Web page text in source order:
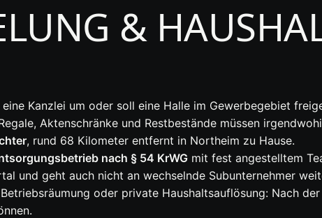
&
Kanzlei um oder soll eine Halle im Gewerbegebiet
Aktenschränke und Restbestände müssen
, rund 68 Kilometer entfernt in Northeim zu Hause.
nach § 54 KrWG mit fest angestelltem
und geht auch nicht an wechselnde Subunternehmer
oder private Haushaltsauflösung: Nach